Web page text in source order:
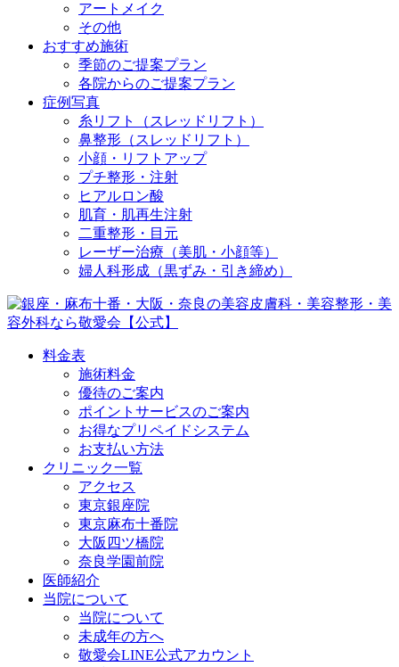
アートメイク
その他
おすすめ施術
季節のご提案プラン
各院からのご提案プラン
症例写真
糸リフト（スレッドリフト）
鼻整形（スレッドリフト）
小顔・リフトアップ
プチ整形・注射
ヒアルロン酸
肌育・肌再生注射
二重整形・目元
レーザー治療（美肌・小顔等）
婦人科形成（黒ずみ・引き締め）
料金表
施術料金
優待のご案内
ポイントサービスのご案内
お得なプリペイドシステム
お支払い方法
クリニック一覧
アクセス
東京銀座院
東京麻布十番院
大阪四ツ橋院
奈良学園前院
医師紹介
当院について
当院について
未成年の方へ
敬愛会LINE公式アカウント